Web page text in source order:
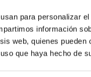
para personalizar
información
web, quienes
que haya hecho de